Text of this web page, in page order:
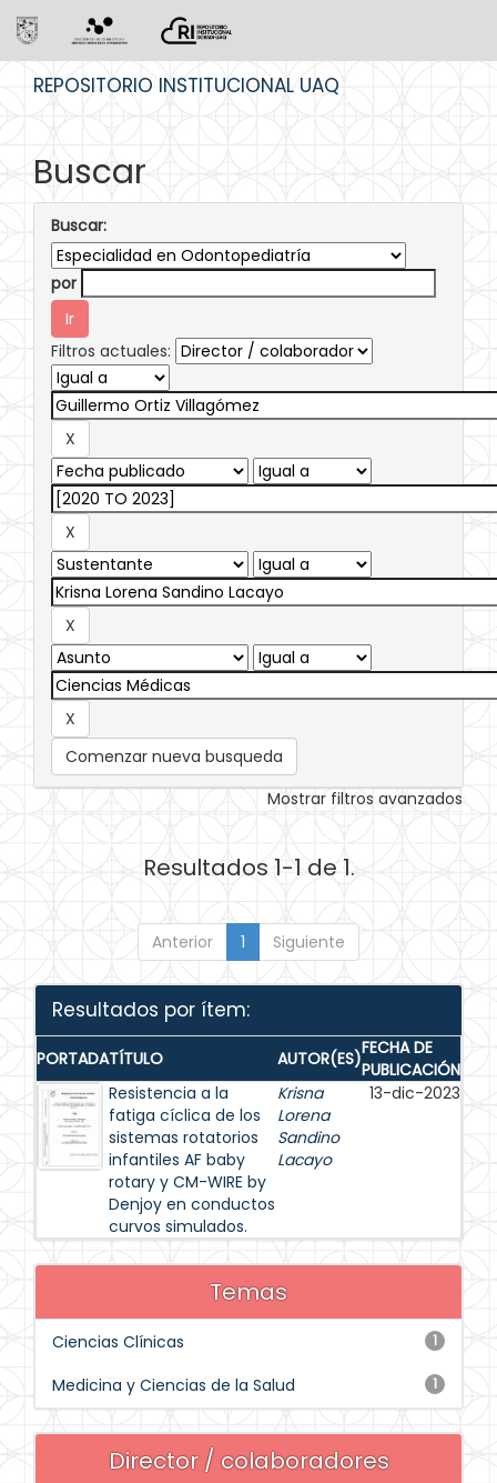
REPOSITORIO INSTITUCIONAL UAQ
Buscar
Buscar:
por
Filtros actuales:
Comenzar nueva busqueda
Mostrar filtros avanzados
Resultados 1-1 de 1.
Anterior 1 Siguiente
Resultados por ítem:
PORTADATÍTULO AUTOR(ES)FECHA DE
PUBLICACIÓN
Resistencia a la
fatiga cíclica de los
sistemas rotatorios
infantiles AF baby
rotary y CM-WIRE by
Denjoy en conductos
curvos simulados.
Krisna
Lorena
Sandino
Lacayo
13-dic-2023
Temas
1
Ciencias Clínicas
1
Medicina y Ciencias de la Salud
Director / colaboradores